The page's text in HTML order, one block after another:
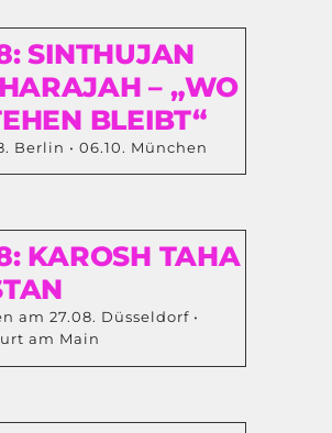
SINTHUJAN
– „WO
BLEIBT“
Berlin • 06.10. München
KAROSH TAHA
am 27.08. Düsseldorf •
am Main